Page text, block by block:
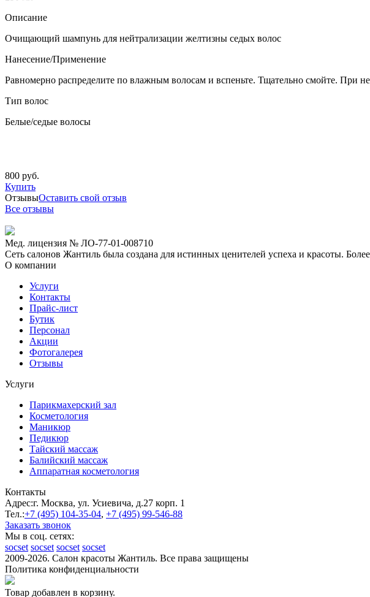
Описание
Очищающий шампунь для нейтрализации желтизны седых волос
Нанесение/Применение
Равномерно распределите по влажным волосам и вспеньте. Тщательно смойте. При
Тип волос
Белые/седые волосы
800 руб.
Купить
ОтзывыОставить свой отзыв
Все отзывы
Мед. лицензия № ЛО-77-01-008710
Сеть салонов Жантиль была создана для истинных ценителей успеха и красоты.
О компании
Услуги
Контакты
Прайс-лист
Бутик
Персонал
Акции
Фотогалерея
Отзывы
Услуги
Парикмахерский зал
Косметология
Маникюр
Педикюр
Тайский массаж
Балийский массаж
Аппаратная косметология
Контакты
Адрес:г. Москва, ул. Усиевича, д.27 корп. 1
Тел.:+7 (495) 104-35-04, +7 (495) 99-546-88
Заказать звонок
Мы в соц. сетях:
socset socset socset socset
2009-2026. Салон красоты Жантиль. Все права защищены
Политика конфиденциальности
Товар добавлен в корзину.